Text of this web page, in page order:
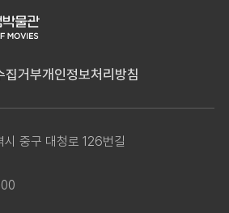
집거부개인정보처리방침
중구 대청로 126번길